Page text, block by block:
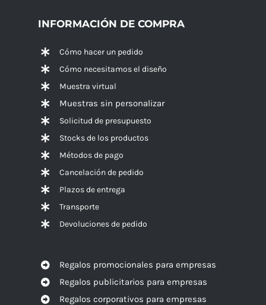
INFORMACIÓN DE COMPRA
Cómo hacer un pedido
Cómo necesitamos el diseño
Muestra virtual
Muestras sin personalizar
Solicitud de presupuesto
Stocks de los productos
Métodos de pago
Cancelación de pedido
Plazos de entrega
Transporte
Devoluciones de pedido
Regalos promocionales para empresas
Regalos publicitarios para empresas
Regalos corporativos para empresas